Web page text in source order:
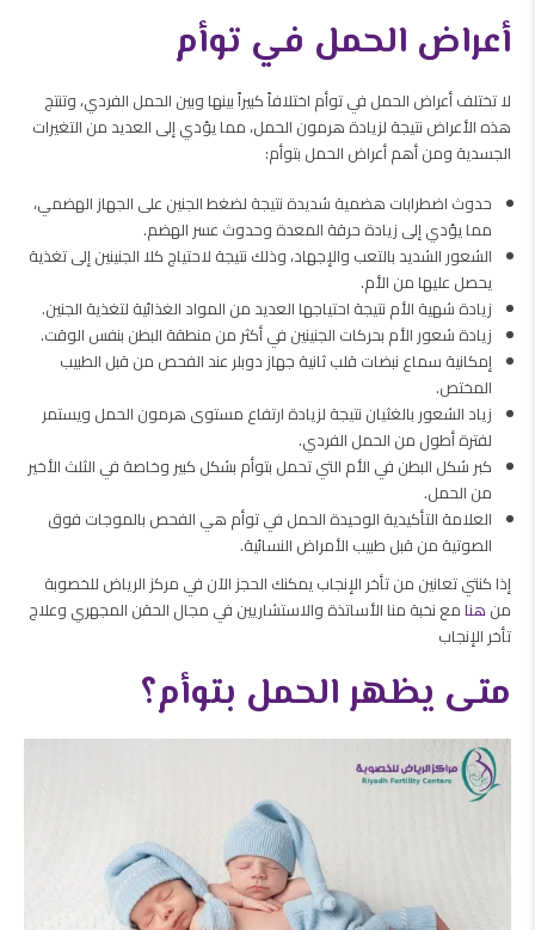
أعراض الحمل في توأم
لا تختلف أعراض الحمل في توأم اختلافاً كبيراً بينها وبين الحمل الفردي، وتنتج
هذه الأعراض نتيجة لزيادة هرمون الحمل، مما يؤدي إلى العديد من التغيرات
الجسدية ومن أهم أعراض الحمل بتوأم:
حدوث اضطرابات هضمية شديدة نتيجة لضغط الجنين على الجهاز الهضمي،
مما يؤدي إلى زيادة حرقة المعدة وحدوث عسر الهضم.
الشعور الشديد بالتعب والإجهاد، وذلك نتيجة لاحتياج كلا الجنينين إلى تغذية
يحصل عليها من الأم.
زيادة شهية الأم نتيجة احتياجها العديد من المواد الغذائية لتغذية الجنين.
زيادة شعور الأم بحركات الجنينين في أكثر من منطقة البطن بنفس الوقت.
إمكانية سماع نبضات قلب ثانية جهاز دوبلر عند الفحص من قبل الطبيب
المختص.
زياد الشعور بالغثيان نتيجة لزيادة ارتفاع مستوى هرمون الحمل ويستمر
لفترة أطول من الحمل الفردي.
كبر شكل البطن في الأم التي تحمل بتوأم بشكل كبير وخاصة في الثلث الأخير
من الحمل.
العلامة التأكيدية الوحيدة الحمل في توأم هي الفحص بالموجات فوق
الصوتية من قبل طبيب الأمراض النسائية.
إذا كنتي تعانين من تأخر الإنجاب يمكنك الحجز الآن في مركز الرياض للخصوبة
من هنا مع نخبة منا الأساتذة والاستشاريين في مجال الحقن المجهري وعلاج
تأخر الإنجاب
متى يظهر الحمل بتوأم؟